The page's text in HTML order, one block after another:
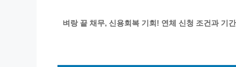
벼랑 끝 채무, 신용회복 기회! 연체 신청 조건과 기